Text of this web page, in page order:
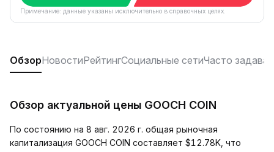
Примечание: данные указаны исключительно в справочных целях.
ОбзорНовостиРейтингСоциальные сетиЧасто
Обзор актуальной цены GOOCH COIN
По состоянию на 8 авг. 2026 г. общая рыночная
капитализация GOOCH COIN составляет $12.78K, что